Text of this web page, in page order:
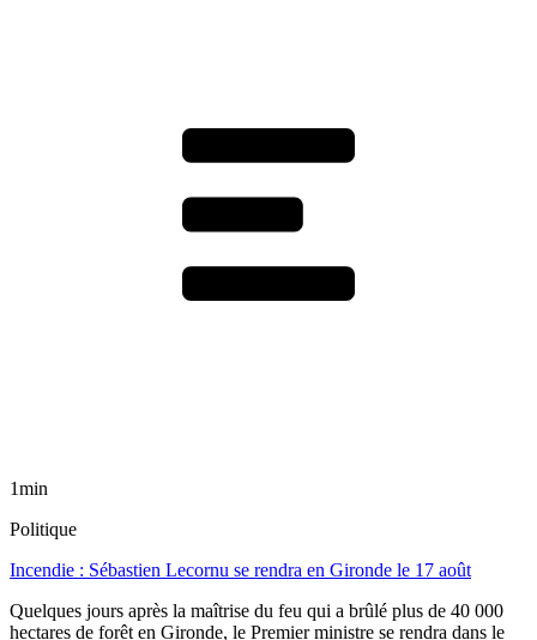
1min
Politique
Incendie : Sébastien Lecornu se rendra en Gironde le 17 août
Quelques jours après la maîtrise du feu qui a brûlé plus de 40 000
hectares de forêt en Gironde, le Premier ministre se rendra dans le